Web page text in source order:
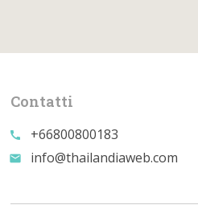
Contatti
call +66800800183
email info@thailandiaweb.com